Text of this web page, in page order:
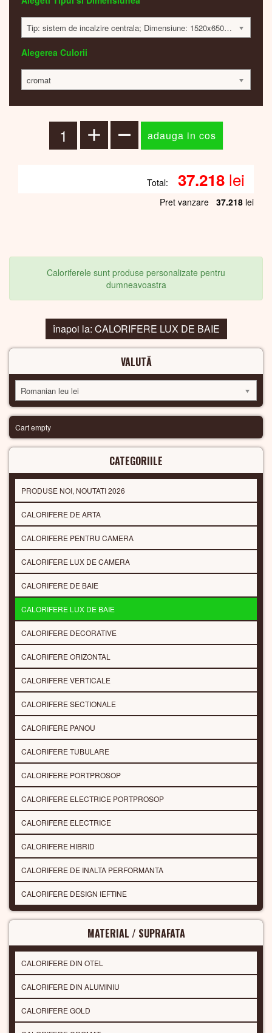
Tip: sistem de incalzire centrala; Dimensiune: 1520x650x50 mm; 960 Watt; 37098 lei
Alegerea Culorii
cromat
Total: 37.218 lei
Pret vanzare 37.218 lei
Caloriferele sunt produse personalizate pentru
dumneavoastra
înapoi la: CALORIFERE LUX DE BAIE
VALUTĂ
Romanian leu lei
Cart empty
CATEGORIILE
PRODUSE NOI, NOUTATI 2026
CALORIFERE DE ARTA
CALORIFERE PENTRU CAMERA
CALORIFERE LUX DE CAMERA
CALORIFERE DE BAIE
CALORIFERE LUX DE BAIE
CALORIFERE DECORATIVE
CALORIFERE ORIZONTAL
CALORIFERE VERTICALE
CALORIFERE SECTIONALE
CALORIFERE PANOU
CALORIFERE TUBULARE
CALORIFERE PORTPROSOP
CALORIFERE ELECTRICE PORTPROSOP
CALORIFERE ELECTRICE
CALORIFERE HIBRID
CALORIFERE DE INALTA PERFORMANTA
CALORIFERE DESIGN IEFTINE
MATERIAL / SUPRAFATA
CALORIFERE DIN OTEL
CALORIFERE DIN ALUMINIU
CALORIFERE GOLD